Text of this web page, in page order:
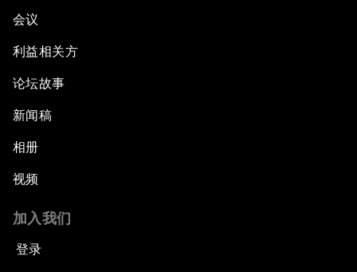
会议
利益相关方
论坛故事
新闻稿
相册
视频
加入我们
登录